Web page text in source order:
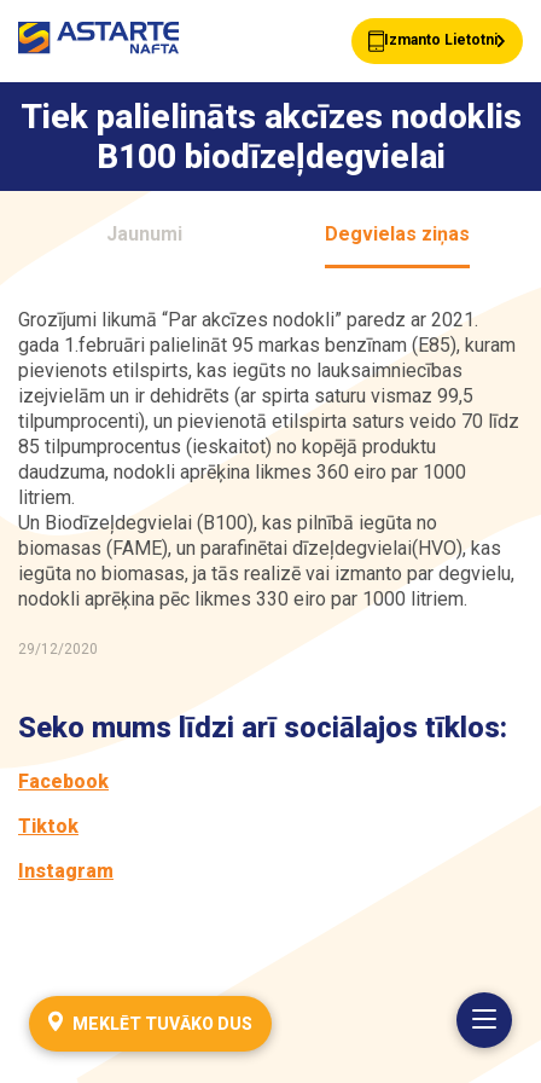
Izmanto Lietotni
Akcijas Jaunumi
Klientu Kartes
Pakalpojumi Astarte Bizness
Vairumtirdzniecība Par ASTARTE
Kontakti
Tiek palielināts akcīzes nodoklis
B100 biodīzeļdegvielai
Jaunumi Degvielas ziņas
Grozījumi likumā “Par akcīzes nodokli” paredz ar 2021.
gada 1.februāri palielināt 95 markas benzīnam (E85), kuram
pievienots etilspirts, kas iegūts no lauksaimniecības
izejvielām un ir dehidrēts (ar spirta saturu vismaz 99,5
tilpumprocenti), un pievienotā etilspirta saturs veido 70 līdz
85 tilpumprocentus (ieskaitot) no kopējā produktu
daudzuma, nodokli aprēķina likmes 360 eiro par 1000
litriem.
Un Biodīzeļdegvielai (B100), kas pilnībā iegūta no
biomasas (FAME), un parafinētai dīzeļdegvielai(HVO), kas
iegūta no biomasas, ja tās realizē vai izmanto par degvielu,
nodokli aprēķina pēc likmes 330 eiro par 1000 litriem.
29/12/2020
Seko mums līdzi arī sociālajos tīklos:
Facebook
Tiktok
Instagram
MEKLĒT TUVĀKO DUS